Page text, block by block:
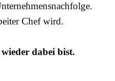
Chef wird.
dabei bist.